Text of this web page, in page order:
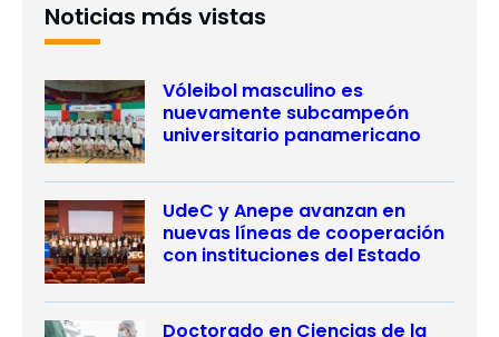
Noticias más vistas
Vóleibol masculino es
nuevamente subcampeón
universitario panamericano
UdeC y Anepe avanzan en
nuevas líneas de cooperación
con instituciones del Estado
Doctorado en Ciencias de la